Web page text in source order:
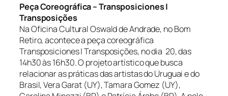
Peça Coreográfica – Transposiciones |
Transposições
Na Oficina Cultural Oswald de Andrade, no Bom
Retiro, acontece a peça coreográfica
Transposiciones | Transposições, no dia 20, das
14h30 às 16h30. O projeto artístico que busca
relacionar as práticas das artistas do Uruguai e do
Brasil, Vera Garat (UY), Tamara Gomez (UY),